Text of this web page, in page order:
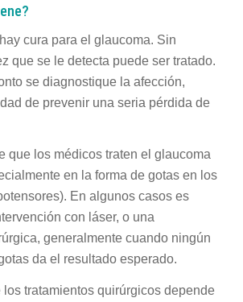
cura para el glaucoma. Sin
que se le detecta puede ser tratado.
se diagnostique la afección,
de prevenir una seria pérdida de
que los médicos traten el glaucoma
en la forma de gotas en los
En algunos casos es
con láser, o una
generalmente cuando ningún
da el resultado esperado.
los tratamientos quirúrgicos depende